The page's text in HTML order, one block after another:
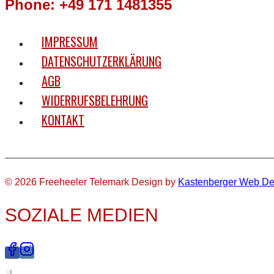
Phone: +49 171 1481355
IMPRESSUM
DATENSCHUTZERKLÄRUNG
AGB
WIDERRUFSBELEHRUNG
KONTAKT
© 2026 Freeheeler Telemark Design by Kastenberger Web
SOZIALE MEDIEN